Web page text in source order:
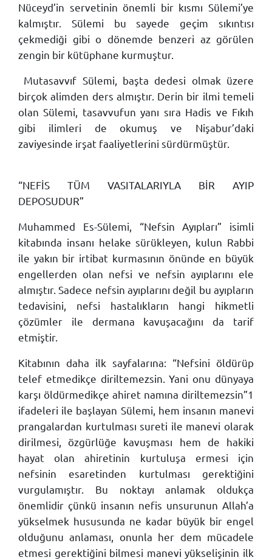
Nüceyd’in servetinin önemli bir kısmı Sülemi’ye
kalmıştır. Sülemi bu sayede geçim sıkıntısı
çekmediği gibi o dönemde benzeri az görülen
zengin bir kütüphane kurmuştur.
Mutasavvıf Sülemi, başta dedesi olmak üzere
birçok alimden ders almıştır. Derin bir ilmi temeli
olan Sülemi, tasavvufun yanı sıra Hadis ve Fıkıh
gibi ilimleri de okumuş ve Nişabur’daki
zaviyesinde irşat faaliyetlerini sürdürmüştür.
“NEFİS TÜM VASITALARIYLA BİR AYIP
DEPOSUDUR”
Muhammed Es-Sülemi, “Nefsin Ayıpları” isimli
kitabında insanı helake sürükleyen, kulun Rabbi
ile yakın bir irtibat kurmasının önünde en büyük
engellerden olan nefsi ve nefsin ayıplarını ele
almıştır. Sadece nefsin ayıplarını değil bu ayıpların
tedavisini, nefsi hastalıkların hangi hikmetli
çözümler ile dermana kavuşacağını da tarif
etmiştir.
Kitabının daha ilk sayfalarına: “Nefsini öldürüp
telef etmedikçe diriltemezsin. Yani onu dünyaya
karşı öldürmedikçe ahiret namına diriltemezsin”1
ifadeleri ile başlayan Sülemi, hem insanın manevi
prangalardan kurtulması sureti ile manevi olarak
dirilmesi, özgürlüğe kavuşması hem de hakiki
hayat olan ahiretinin kurtuluşa ermesi için
nefsinin esaretinden kurtulması gerektiğini
vurgulamıştır. Bu noktayı anlamak oldukça
önemlidir çünkü insanın nefis unsurunun Allah’a
yükselmek hususunda ne kadar büyük bir engel
olduğunu anlaması, onunla her dem mücadele
etmesi gerektiğini bilmesi manevi yükselişinin ilk